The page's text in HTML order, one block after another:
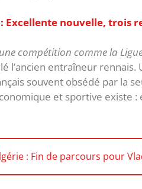
: Excellente nouvelle, trois
compétition comme la
l’ancien entraîneur
souvent obsédé par la
et sportive existe
: Fin de parcours pour